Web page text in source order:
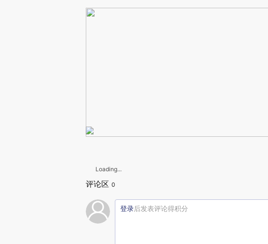
Loading...
评论区 0
登录后发表评论得积分